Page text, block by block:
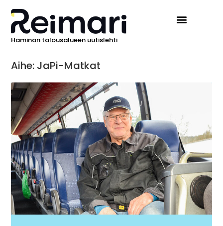
Haminan talousalueen uutislehti
Aihe: JaPi-Matkat